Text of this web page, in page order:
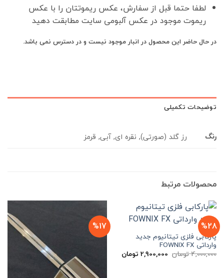
لطفا حتما قبل از سفارش، عکس ریموتتان را با عکس
ریموت موجود در عکس آلبومی سایت مطابقت دهید
در حال حاضر این محصول در انبار موجود نیست و در دسترس نمی باشد.
توضیحات تکمیلی
رنگ رز گلد (صورتی), نقره ای, آبی, قرمز
محصولات مرتبط
%28
پارکابی فلزی تیتانیوم جدید
وارداتی FOWNIX FX
4,000,000تومان قیمت
اصلی
2,900,000 تومانقیمت
فعلی
2,900,000 تومان
%17